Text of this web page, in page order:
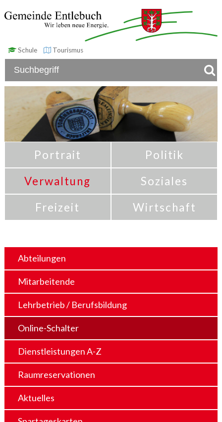
Schule Tourismus
Portrait
Politik
Verwaltung
Soziales
Freizeit
Wirtschaft
Abteilungen
Mitarbeitende
Lehrbetrieb / Berufsbildung
Online-Schalter
Dienstleistungen A-Z
Raumreservationen
Aktuelles